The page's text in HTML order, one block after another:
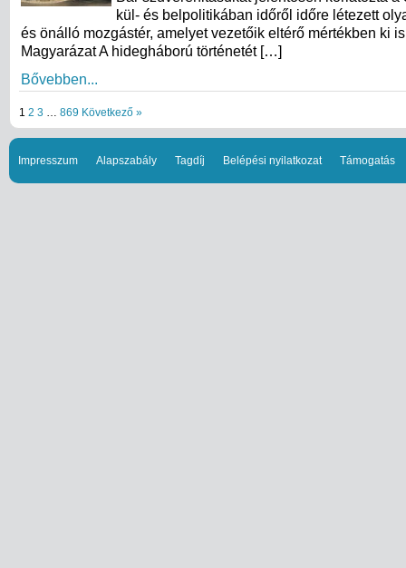
kül- és belpolitikában időről időre létezett
és önálló mozgástér, amelyet vezetőik eltérő mértékben ki
Magyarázat A hidegháború történetét […]
Bővebben...
1 2 3 869 Következő »
Impresszum Alapszabály Tagdíj Belépési nyilatkozat Támogatás